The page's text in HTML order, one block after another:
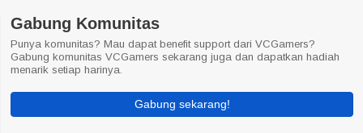
Gabung Komunitas
Punya komunitas? Mau dapat benefit support dari VCGamers?
Gabung komunitas VCGamers sekarang juga dan dapatkan hadiah
menarik setiap harinya.
Gabung sekarang!